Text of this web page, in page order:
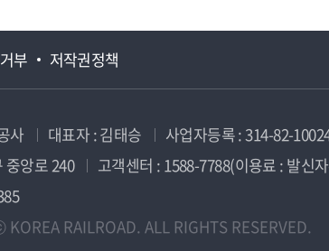
부 저작권정책
사 대표자 : 김태승 사업자등록 : 314-82-
중앙로 240
고객센터 : 1588-7788(이용료 : 발신
RAILROAD. ALL RIGHTS RESERVED.